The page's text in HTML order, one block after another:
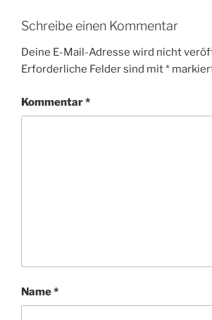
Schreibe einen Kommentar
Deine E-Mail-Adresse wird nicht
Erforderliche Felder sind mit*
Kommentar*
Name*